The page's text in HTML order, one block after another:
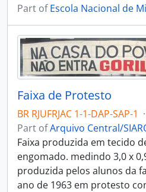
Part ofEscola Nacional de
Faixa de Protesto
BR RJUFRJAC 1-1-DAP-SAP-1 ·
Part ofArquivo Central/
Faixa produzida em tecido
engomado. medindo 3,0 x
produzida pelos alunos da
ano de 1963 em protesto